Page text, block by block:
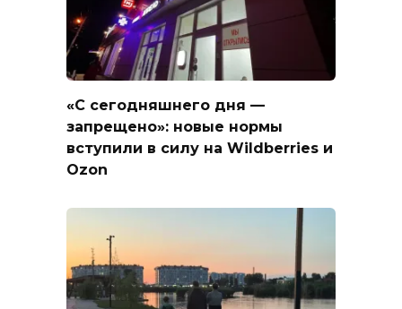
«С сегодняшнего дня —
запрещено»: новые нормы
вступили в силу на Wildberries и
Ozon